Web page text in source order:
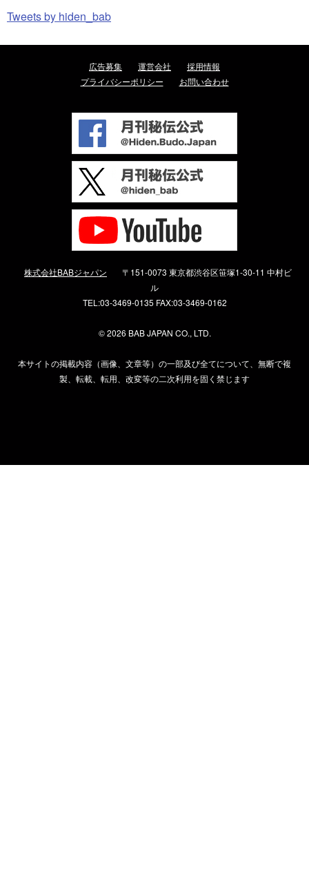
Tweets by hiden_bab
広告募集 運営会社
採用情報
プライバシーポリシー
お問い合わせ
株式会社BABジャパン
〒151-0073 東京都渋谷区笹塚1-30-11 中村ビ
ル
TEL:03-3469-0135 FAX:03-3469-0162
©2026 BAB JAPAN CO., LTD.
本サイトの掲載内容（画像、文章等）の一部及び全てについて、無断で複
製、転載、転用、改変等の二次利用を固く禁じます